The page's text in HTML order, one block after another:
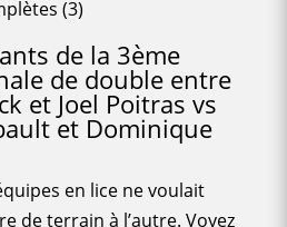
(3)
de la 3ème
de double entre
et Joel Poitras vs
et Dominique
en lice ne voulait
de terrain à l’autre. Voyez